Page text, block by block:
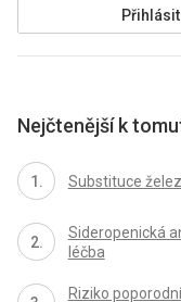
Nejčtenější k
Substituce
Sideropenická
léčba
Riziko